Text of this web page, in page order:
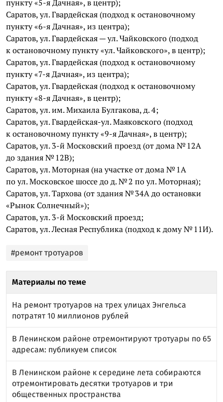
пункту «5-я Дачная», в центр);
Саратов, ул. Гвардейская (подход к остановочному
пункту «6-я Дачная», из центра);
Саратов, ул. Гвардейская — ул. Чайковского (подход
к остановочному пункту «ул. Чайковского», в центр);
Саратов, ул. Гвардейская (подход к остановочному
пункту «7-я Дачная», из центра);
Саратов, ул. Гвардейская (подход к остановочному
пункту «8-я Дачная», в центр);
Саратов, ул. им. Михаила Булгакова, д. 4;
Саратов, ул. Гвардейская-ул. Маяковского (подход
к остановочному пункту «9-я Дачная», в центр);
Саратов, ул. 3-й Московский проезд (от дома № 12А
до здания № 12В);
Саратов, ул. Моторная (на участке от дома № 1А
по ул. Московское шоссе до д. № 2 по ул. Моторная);
Саратов, ул. Тархова (от здания № 34А до остановки
«Рынок Солнечный»);
Саратов, ул. 3-й Московский проезд;
Саратов, ул. Лесная Республика (подход к дому № 11И).
#ремонт тротуаров
Материалы по теме
На ремонт тротуаров на трех улицах Энгельса
потратят 10 миллионов рублей
В Ленинском районе отремонтируют тротуары по 65
адресам: публикуем список
В Ленинском районе к середине лета собираются
отремонтировать десятки тротуаров и три
общественных пространства